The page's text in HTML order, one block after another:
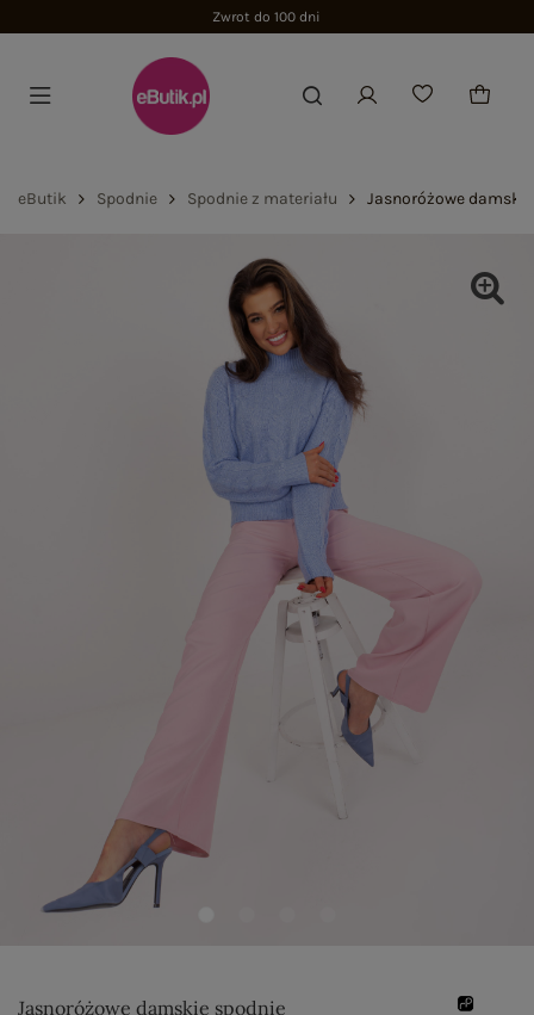
Zwrot do 100 dni
eButik Spodnie Spodnie z materiału Jasnoróżowe
Jasnoróżowe damskie spodnie